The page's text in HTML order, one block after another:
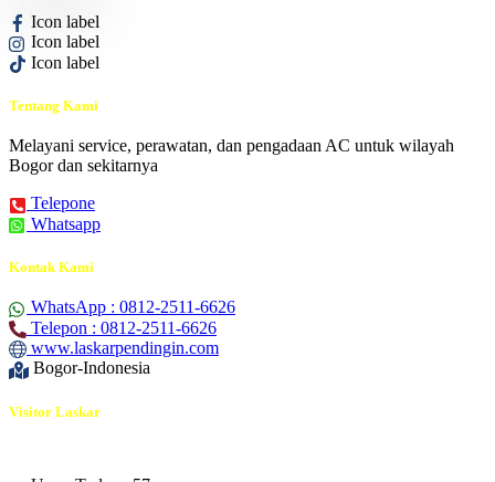
Icon label
Icon label
Icon label
Tentang Kami
Melayani service, perawatan, dan pengadaan AC untuk wilayah
Bogor dan sekitarnya
Telepone
Whatsapp
Kontak Kami
WhatsApp : 0812-2511-6626
Telepon : 0812-2511-6626
www.laskarpendingin.com
Bogor-Indonesia
Visitor Laskar